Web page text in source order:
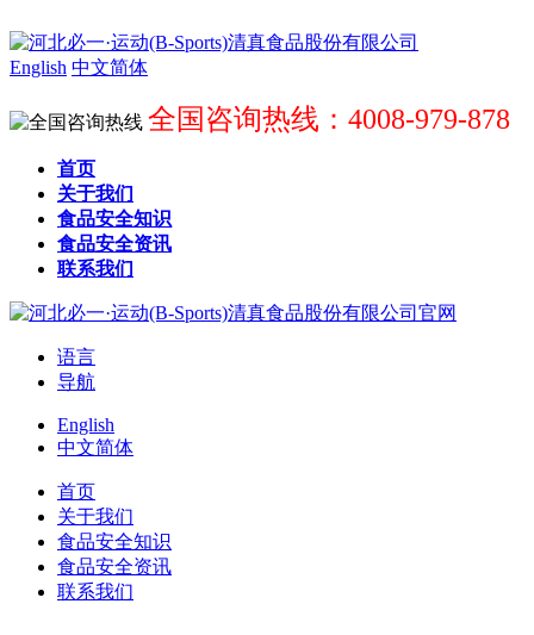
English 中文简体
全国咨询热线：4008-979-878
首页
关于我们
食品安全知识
食品安全资讯
联系我们
语言
导航
English
中文简体
首页
关于我们
食品安全知识
食品安全资讯
联系我们